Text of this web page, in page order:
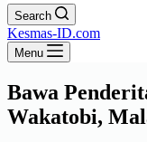
Search
Kesmas-ID.com
Menu
Bawa
Wakatobi,